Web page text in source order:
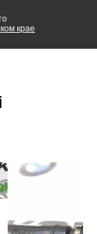
крае